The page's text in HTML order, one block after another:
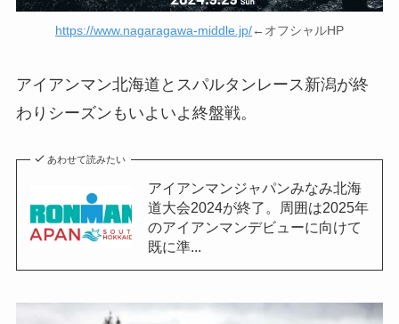
https://www.nagaragawa-middle.jp/←オフシャルHP
アイアンマン北海道とスパルタンレース新潟が終
わりシーズンもいよいよ終盤戦。
あわせて読みたい
アイアンマンジャパンみなみ北海
道大会2024が終了。周囲は2025年
のアイアンマンデビューに向けて
既に準...